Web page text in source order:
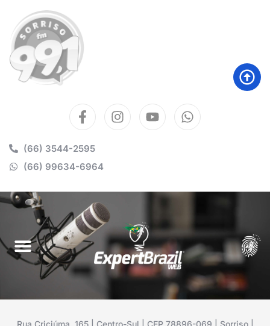
(66) 3544-2595
(66) 99634-6964
Rua Criciúma, 165 | Centro-Sul | CEP 78896-069 | Sorriso |